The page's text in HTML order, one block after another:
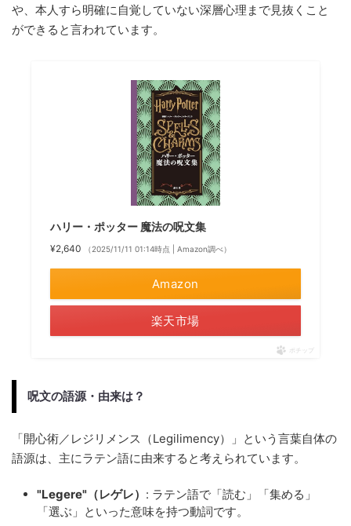
や、本人すら明確に自覚していない深層心理まで見抜くこと
ができると言われています。
ハリー・ポッター 魔法の呪文集
¥2,640 （2025/11/11 01:14時点 | Amazon調べ）
Amazon
楽天市場
ポチップ
呪文の語源・由来は？
「開心術／レジリメンス（Legilimency）」という言葉自体の
語源は、主にラテン語に由来すると考えられています。
"Legere"（レゲレ） : ラテン語で「読む」「集める」
「選ぶ」といった意味を持つ動詞です。